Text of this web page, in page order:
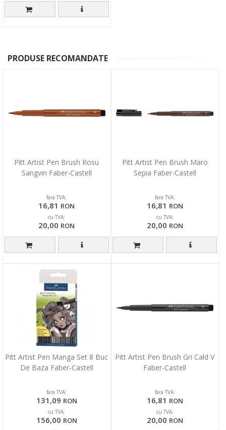
PRODUSE RECOMANDATE
Pitt Artist Pen Brush Rosu
Sangvin Faber-Castell
fara TVA:
16,81 RON
cu TVA:
20,00 RON
Pitt Artist Pen Brush Maro
Sepia Faber-Castell
fara TVA:
16,81 RON
cu TVA:
20,00 RON
Pitt Artist Pen Manga Set 8 Buc
De Baza Faber-Castell
fara TVA:
131,09 RON
cu TVA:
156,00 RON
Pitt Artist Pen Brush Gri Cald V
Faber-Castell
fara TVA:
16,81 RON
cu TVA:
20,00 RON